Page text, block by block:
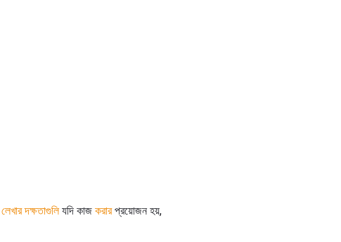
লেখার দক্ষতাগুলিযদি কাজ করারপ্রয়োজন হয়,